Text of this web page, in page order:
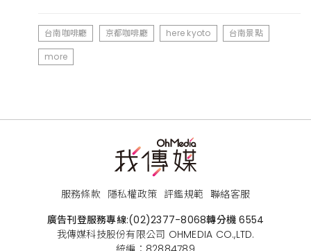
台南咖啡廳 京都咖啡廳 here kyoto
台南景點
more
服務條款 隱私權政策 評鑑規範 聯絡客服
廣告刊登服務專線:(02)2377-8068轉分機 6554
我傳媒科技股份有限公司 OHMEDIA CO.,LTD.